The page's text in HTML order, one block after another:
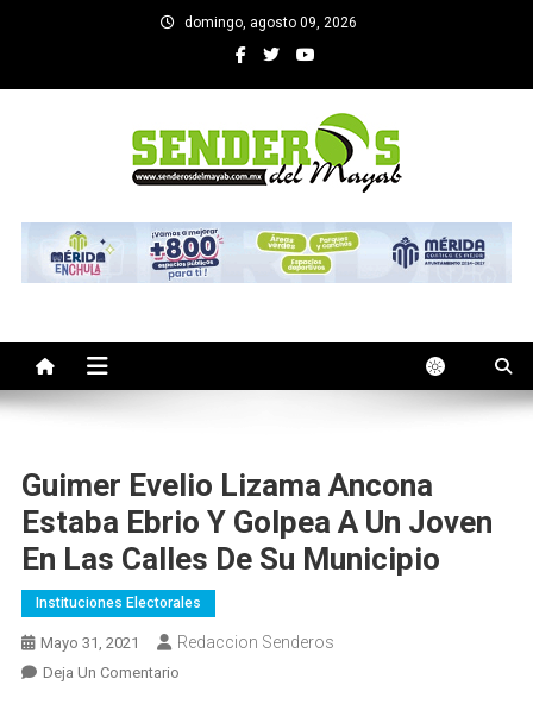
domingo, agosto 09, 2026
SENDEROS DEL MAYAB
Guimer Evelio Lizama Ancona
Estaba Ebrio Y Golpea A Un Joven
En Las Calles De Su Municipio
Instituciones Electorales
Mayo 31, 2021 Redaccion Senderos
Deja Un ComentarioEn